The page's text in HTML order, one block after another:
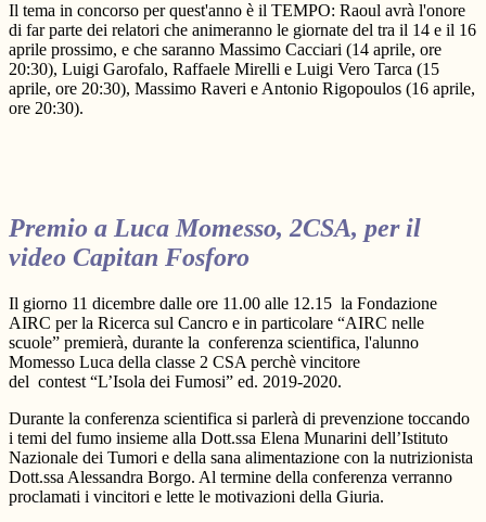
Il tema in concorso per quest'anno è il TEMPO: Raoul avrà l'onore
di far parte dei relatori che animeranno le giornate del tra il 14 e il 16
aprile prossimo, e che saranno Massimo Cacciari (14 aprile, ore
20:30), Luigi Garofalo, Raffaele Mirelli e Luigi Vero Tarca (15
aprile, ore 20:30), Massimo Raveri e Antonio Rigopoulos (16 aprile,
ore 20:30).
Premio a Luca Momesso, 2CSA, per il
video Capitan Fosforo
Il giorno 11 dicembre dalle ore 11.00 alle 12.15 la Fondazione
AIRC per la Ricerca sul Cancro e in particolare “AIRC nelle
scuole” premierà, durante la conferenza scientifica, l'alunno
Momesso Luca della classe 2 CSA perchè vincitore
del contest “L’Isola dei Fumosi” ed. 2019-2020.
Durante la conferenza scientifica si parlerà di prevenzione toccando
i temi del fumo insieme alla Dott.ssa Elena Munarini dell’Istituto
Nazionale dei Tumori e della sana alimentazione con la nutrizionista
Dott.ssa Alessandra Borgo. Al termine della conferenza verranno
proclamati i vincitori e lette le motivazioni della Giuria.